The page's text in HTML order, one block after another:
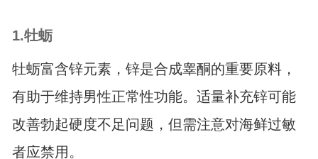
1.牡蛎
牡蛎富含锌元素，锌是合成睾酮的重要原料，
有助于维持男性正常性功能。适量补充锌可能
改善勃起硬度不足问题，但需注意对海鲜过敏
者应禁用。